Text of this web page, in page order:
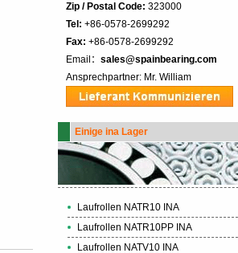
Zip / Postal Code: 323000
Tel: +86-0578-2699292
Fax: +86-0578-2699292
Email： sales@spainbearing.com
Ansprechpartner: Mr. William
Einige ina Lager
Laufrollen NATR10 INA
Laufrollen NATR10PP INA
Laufrollen NATV10 INA